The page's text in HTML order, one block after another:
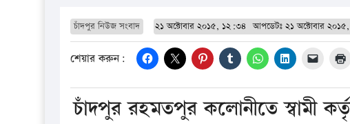
চাঁদপুর নিউজ সংবাদ ২১ অক্টোবার ২০১৫, ১২:৩৪ আপডেটঃ ২১ অক্টোবার
শেয়ার করুন:
চাঁদপুর রহমতপুর কলোনীতে স্বামী